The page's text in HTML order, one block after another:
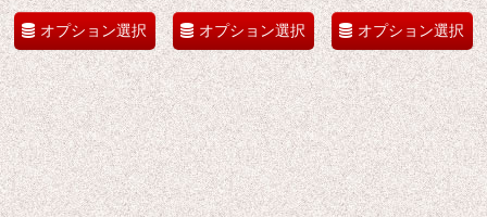
オプション選択 オプション選択 オプション選択